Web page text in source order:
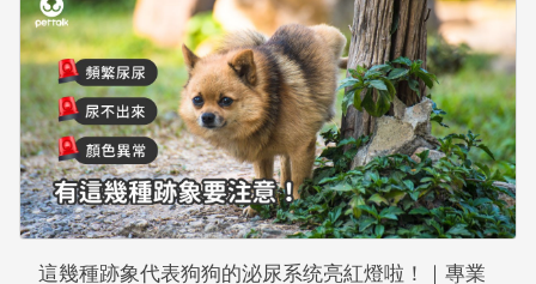
這幾種跡象代表狗狗的泌尿系统亮紅燈啦！｜專業